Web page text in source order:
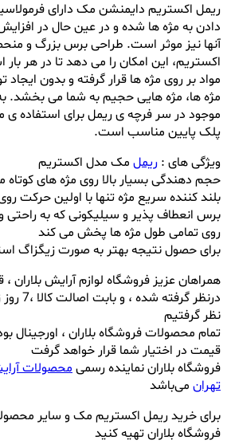
ریمل اكستريم دايمنشن مک دارای
دادن به مژه ها شده و در عین حال در
آنها نیز موثر است. طراحی برس بزرگ و
اكستريم، این امکان را می دهد تا در هر بار
مواد بر روی مژه ها قرار گرفته و بدون
مژه ها، مژه هایی حجیم به شما می بخشد.
موجود در سر فرچه ی ریمل برای استفاده ی
پلک پایین مناسب است.
ویژگی های : ریمل مک مدل اکستریم
حجم دهندگی بسیار بالا روی مژه های کوتاه
بلند کننده سریع مژه تنها با اولین حرکت
برس انعطاف پذیر و سیلیکونی که به راحتی
روی تمامی طول مژه ها پخش می کند
برای حصول نتیجه بهتر به صورت زیگزاگ
همراهان عزیز فروشگاه لوازم آرایش بلاران
درنظر
نظر گرفتیم
تمام محصولات فروشگاه بلاران ، اورجینال
قیمت در اختیار شما قرار خواهد گرفت
فروشگاه بلاران نماینده رسمیمحصولات
تهران می‌باشد
برای خرید ریمل اکستریم مک و سایر
فروشگاه بلاران تهیه کنید